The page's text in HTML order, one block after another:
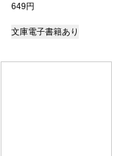
649円
文庫電子書籍あり